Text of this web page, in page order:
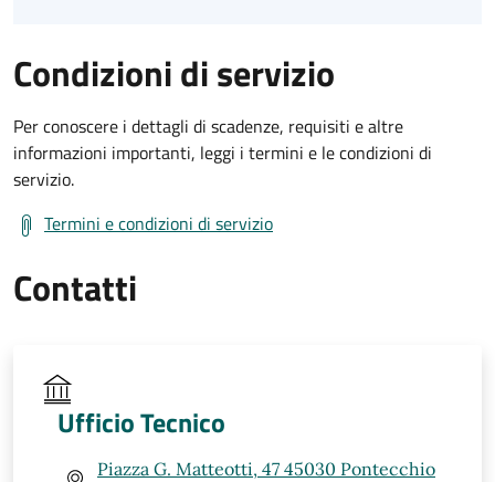
Condizioni di servizio
Per conoscere i dettagli di scadenze, requisiti e altre
informazioni importanti, leggi i termini e le condizioni di
servizio.
Termini e condizioni di servizio
Contatti
Ufficio Tecnico
Piazza G. Matteotti, 47 45030 Pontecchio